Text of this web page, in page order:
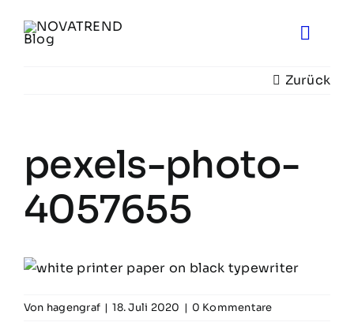
Inhalt
Toggle
Zurück
pexels-photo-
4057655
Von hagengraf | 18. Juli 2020 | 0 Kommentare